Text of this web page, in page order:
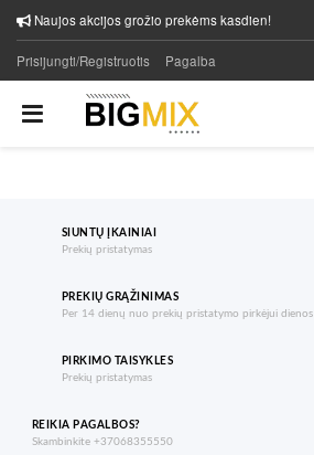
Naujos akcijos grožio prekėms kasdien!
Prisijungti/Registruotis Pagalba
SIUNTŲ ĮKAINIAI
Prekių pristatymas
PREKIŲ GRĄŽINIMAS
Per 14 dienų nuo prekių pristatymo pirkėjui dienos
PIRKIMO TAISYKLES
Prekių pristatymas
REIKIA PAGALBOS?
Skambinkite +37068355550